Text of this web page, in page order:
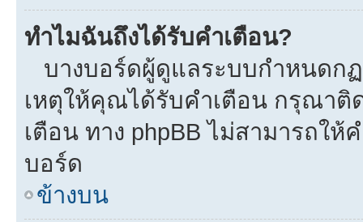
ทำไมฉันถึงได้รับคำเตือน?
บางบอร์ดผู้ดูแลระบบกำหนดก
เหตุให้คุณได้รับคำเตือน กรุณา
เตือน ทาง phpBB ไม่สามารถใ
บอร์ด
ข้างบน